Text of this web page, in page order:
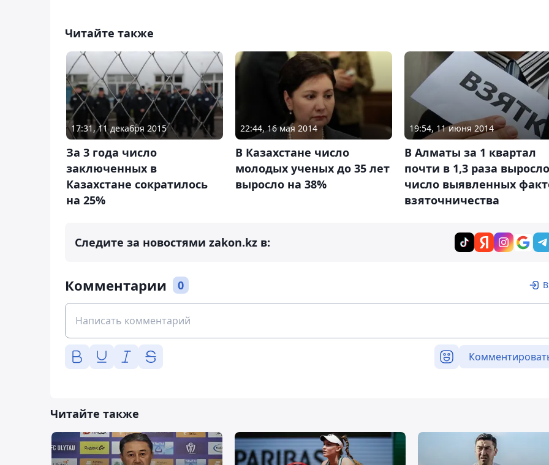
Читайте также
17:31, 11 декабря 2015
За 3 года число
заключенных в
Казахстане сократилось
на 25%
22:44, 16 мая 2014
В Казахстане число
молодых ученых до 35 лет
выросло на 38%
19:54, 11 июня 2014
В Алматы за 1 квартал
почти в 1,3 раза выросло
число выявленных
взяточничества
Следите за новостями zakon.kz в:
Комментарии 0
Читайте также